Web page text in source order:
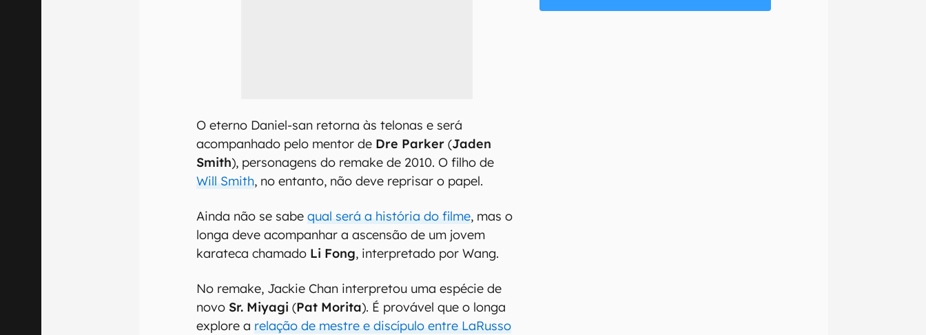
O eterno Daniel-san retorna às telonas e será
acompanhado pelo mentor de Dre Parker (Jaden
Smith), personagens do remake de 2010. O filho de
Will Smith, no entanto, não deve reprisar o papel.
Ainda não se sabequal será a história do filme, mas o
longa deve acompanhar a ascensão de um jovem
karateca chamado Li Fong, interpretado por Wang.
No remake, Jackie Chan interpretou uma espécie de
novo Sr. Miyagi (Pat Morita). É provável que o longa
explore a relação de mestre e discípulo entre LaRusso